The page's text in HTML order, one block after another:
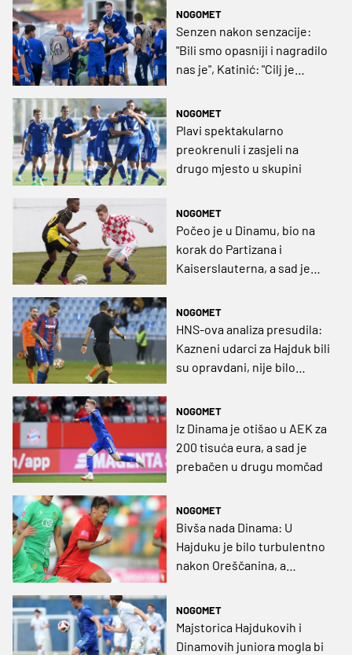
NOGOMET
Senzen nakon senzacije:
"Bili smo opasniji i nagradilo
nas je", Katinić: "Cilj je
smo"
NOGOMET
Plavi spektakularno
preokrenuli i zasjeli na
drugo mjesto u skupini
NOGOMET
Počeo je u Dinamu, bio na
korak do Partizana i
Kaiserslauterna, a sad je
NOGOMET
HNS-ova analiza presudila:
Kazneni udarci za Hajduk bili
su opravdani, nije bilo
NOGOMET
Iz Dinama je otišao u AEK za
200 tisuća eura, a sad je
prebačen u drugu momčad
NOGOMET
Bivša nada Dinama: U
Hajduku je bilo turbulentno
nakon Oreščanina, a
razumije hrvatski
NOGOMET
Majstorica Hajdukovih i
Dinamovih juniora mogla bi